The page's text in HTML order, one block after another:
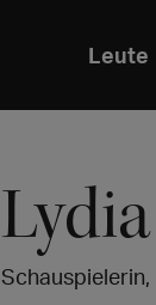
Leute